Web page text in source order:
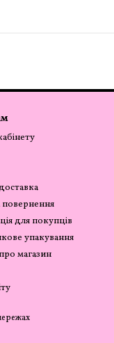
повернення
для покупців
упакування
магазин